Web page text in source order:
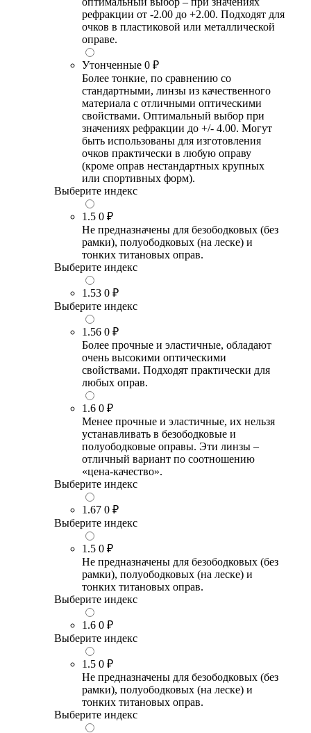
рефракции от -2.00 до +2.00. Подходят для
очков в пластиковой или металлической
оправе.
Утонченные 0 ₽
Более тонкие, по сравнению со
стандартными, линзы из качественного
материала с отличными оптическими
свойствами. Оптимальный выбор при
значениях рефракции до +/- 4.00. Могут
быть использованы для изготовления
очков практически в любую оправу
(кроме оправ нестандартных крупных
или спортивных форм).
Выберите индекс
1.5 0 ₽
Не предназначены для безободковых (без
рамки), полуободковых (на леске) и
тонких титановых оправ.
Выберите индекс
1.53 0 ₽
Выберите индекс
1.56 0 ₽
Более прочные и эластичные, обладают
очень высокими оптическими
свойствами. Подходят практически для
любых оправ.
1.6 0 ₽
Менее прочные и эластичные, их нельзя
устанавливать в безободковые и
полуободковые оправы. Эти линзы –
отличный вариант по соотношению
«цена-качество».
Выберите индекс
1.67 0 ₽
Выберите индекс
1.5 0 ₽
Не предназначены для безободковых (без
рамки), полуободковых (на леске) и
тонких титановых оправ.
Выберите индекс
1.6 0 ₽
Выберите индекс
1.5 0 ₽
Не предназначены для безободковых (без
рамки), полуободковых (на леске) и
тонких титановых оправ.
Выберите индекс